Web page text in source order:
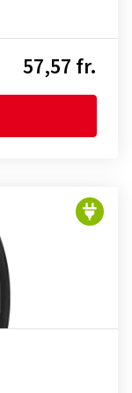
57,57 fr.